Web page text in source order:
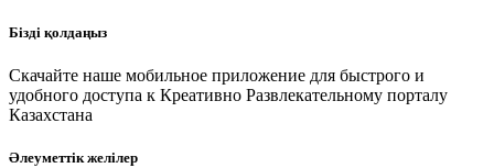
Бізді қолдаңыз
Скачайте наше мобильное приложение для быстрого и
удобного доступа к Креативно Развлекательному порталу
Казахстана
Әлеуметтік желілер